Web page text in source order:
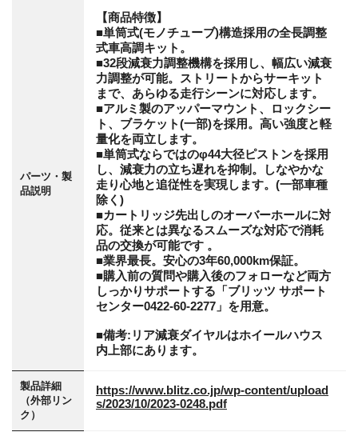
パーツ・製
品説明
【商品特徴】
■単筒式(モノチューブ)構造採用の全長調整
式車高調キット。
■32段減衰力調整機構を採用し、幅広い減衰
力調整が可能。ストリートからサーキット
まで、あらゆる走行シーンに対応します。
■アルミ製のアッパーマウント、ロックシー
ト、ブラケット(一部)を採用。高い強度と軽
量化を両立します。
■単筒式ならではのφ44大径ピストンを採用
し、減衰力の立ち遅れを抑制。しなやかな
走り心地と追従性を実現します。(一部車種
除く)
■カートリッジ先出しのオーバーホールに対
応。従来とは異なるスムーズな対応で消耗
品の交換が可能です 。
■業界最長。安心の3年60,000km保証。
■購入前の質問や購入後のフォローなど両方
しっかりサポートする「ブリッツ サポート
センター0422-60-2277」を用意。
■備考:リア減衰ダイヤルはホイールハウス
内上部にあります。
製品詳細
（外部リン
ク）
https://www.blitz.co.jp/wp-content/upload
s/2023/10/2023-0248.pdf